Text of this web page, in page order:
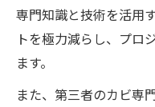
専門知識と技術を活用
トを極力減らし、プロ
ます。
また、第三者のカビ専